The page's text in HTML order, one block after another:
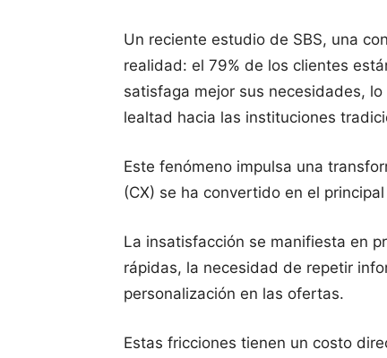
Un reciente estudio de SBS, una
realidad: el 79% de los clientes
satisfaga mejor sus necesidades,
lealtad hacia las instituciones
Este fenómeno impulsa una
(CX) se ha convertido en el
La insatisfacción se manifiesta en
rápidas, la necesidad de repetir
personalización en las ofertas.
Estas fricciones tienen un costo